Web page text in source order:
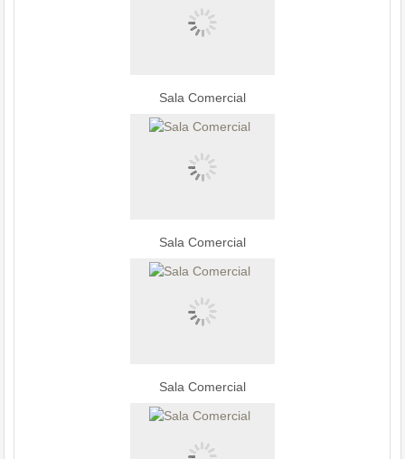
Sala Comercial
Sala Comercial
Sala Comercial